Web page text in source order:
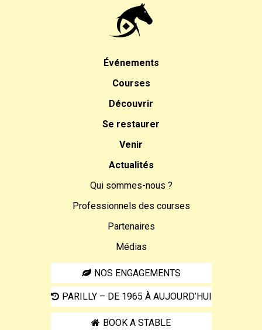
Événements
Courses
Découvrir
Se restaurer
Venir
Actualités
Qui sommes-nous ?
Professionnels des courses
Partenaires
Médias
NOS ENGAGEMENTS
PARILLY – DE 1965 À AUJOURD’HUI
BOOK A STABLE